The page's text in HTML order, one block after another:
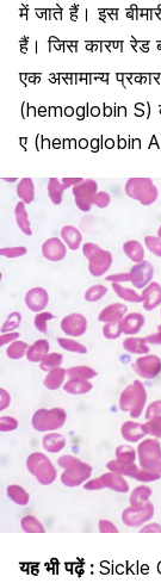
में जाते हैं। इस
हैं। जिस कारण रेड
एक असामान्य
(hemoglobin S)
ए (hemoglobin
यह भी पढ़ें : Sickle